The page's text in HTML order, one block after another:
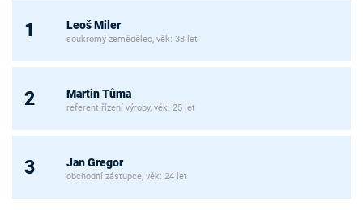
1 Leoš Miler
soukromý zemědělec, věk: 38 let
2 Martin Tůma
referent řízení výroby, věk: 25 let
3 Jan Gregor
obchodní zástupce, věk: 24 let